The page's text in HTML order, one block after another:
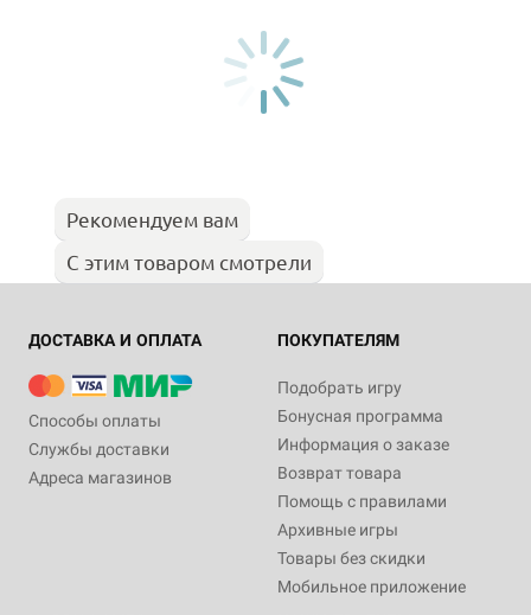
Рекомендуем вам
С этим товаром смотрели
ДОСТАВКА И ОПЛАТА
Способы оплаты
Службы доставки
Адреса магазинов
ПОКУПАТЕЛЯМ
Подобрать игру
Бонусная программа
Информация о заказе
Возврат товара
Помощь с правилами
Архивные игры
Товары без скидки
Мобильное приложение